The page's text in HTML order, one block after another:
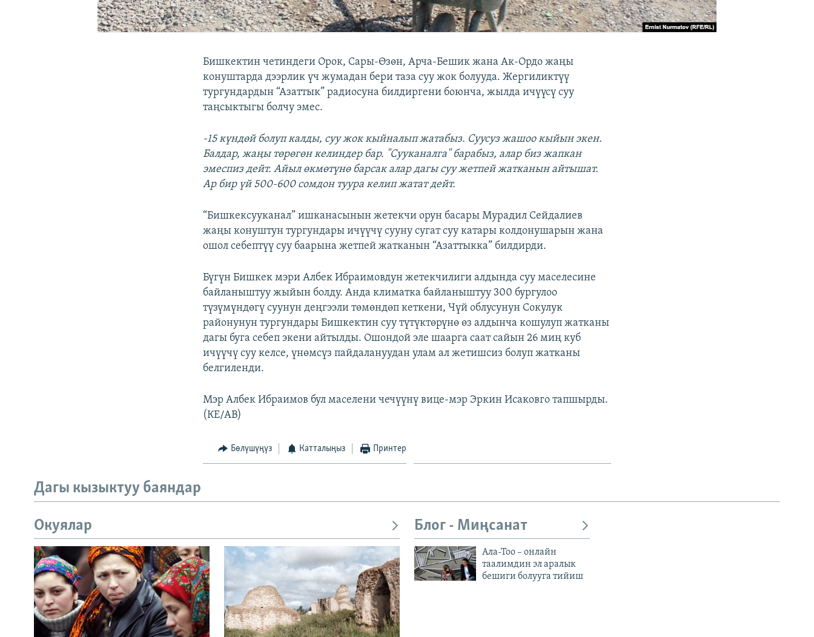
Бишкектин четиндеги Орок, Сары-Өзөн, Арча-Бешик жана Ак-Ордо жаңы
конуштарда дээрлик үч жумадан бери таза суу жок болууда. Жергиликтүү
тургундардын “Азаттык” радиосуна билдиргени боюнча, жылда ичүүсү суу
таңсыктыгы болчу эмес.
-15 күндөй болуп калды, суу жок кыйналып жатабыз. Суусуз жашоо кыйын экен.
Балдар, жаңы төрөгөн келиндер бар. "Сууканалга" барабыз, алар биз жапкан
эмеспиз дейт. Айыл өкмөтүнө барсак алар дагы суу жетпей жатканын айтышат.
Ар бир үй 500-600 сомдон туура келип жатат дейт.
“Бишкексууканал” ишканасынын жетекчи орун басары Мурадил Сейдалиев
жаңы конуштун тургундары ичүүчү сууну сугат суу катары колдонушарын жана
ошол себептүү суу баарына жетпей жатканын “Азаттыкка” билдирди.
Бүгүн Бишкек мэри Албек Ибраимовдун жетекчилиги алдында суу маселесине
байланыштуу жыйын болду. Анда климатка байланыштуу 300 бургулоо
түзүмүндөгү суунун деңгээли төмөндөп кеткени, Чүй облусунун Сокулук
районунун тургундары Бишкектин суу түтүктөрүнө өз алдынча кошулуп жатканы
дагы буга себеп экени айтылды. Ошондой эле шаарга саат сайын 26 миң куб
ичүүчү суу келсе, үнөмсүз пайдалануудан улам ал жетишсиз болуп жатканы
белгиленди.
Мэр Албек Ибраимов бул маселени чечүүнү вице-мэр Эркин Исаковго тапшырды.
(КЕ/АВ)
Бөлүшүңүз Катталыңыз Принтер
Дагы кызыктуу баяндар
Окуялар Блог - Миңсанат
Ала-Тоо – онлайн
таалимдин эл аралык
бешиги болууга тийиш